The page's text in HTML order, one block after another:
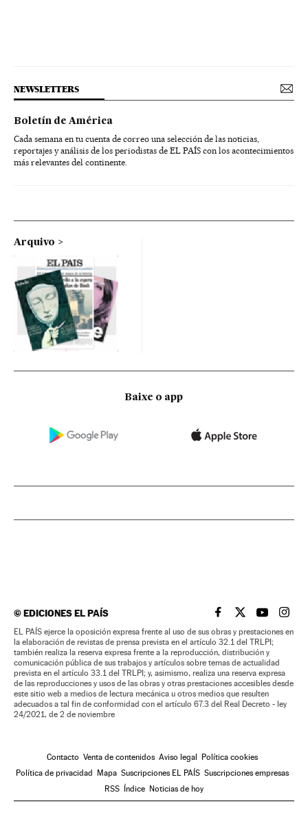
NEWSLETTERS
Boletín de América
Cada semana en tu cuenta de correo una selección de las noticias,
reportajes y análisis de los periodistas de EL PAÍS con los acontecimientos
más relevantes del continente.
Arquivo
Baixe o app
©EDICIONES EL PAÍS EL PAÍS BRASIL EN
EL PAÍSEL PAÍS
EL
EL PAÍS ejerce la oposición expresa frente al uso de sus obras y prestaciones en
la elaboración de revistas de prensa prevista en el artículo 32.1 del TRLPI;
también realiza la reserva expresa frente a la reproducción, distribución y
comunicación pública de sus trabajos y artículos sobre temas de actualidad
prevista en el artículo 33.1 del TRLPI; y, asimismo, realiza una reserva expresa
de las reproducciones y usos de las obras y otras prestaciones accesibles desde
este sitio web a medios de lectura mecánica u otros medios que resulten
adecuados a tal fin de conformidad con el artículo 67.3 del Real Decreto - ley
24/2021, de 2 de noviembre
Contacto Venta de contenidos Aviso legal
Política cookies
Política de privacidad
Mapa Suscripciones EL PAÍS Suscripciones empresas
RSS
Índice Noticias de hoy